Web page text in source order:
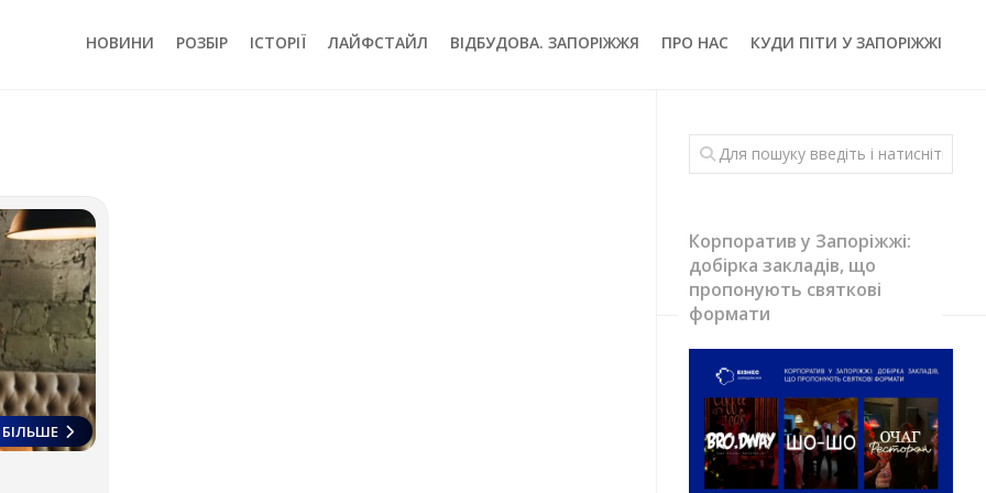
НОВИНИ РОЗБІР ІСТОРІЇ ЛАЙФСТАЙЛ ВІДБУДОВА. ЗАПОРІЖЖЯ ПРО НАС КУДИ ПІТИ У ЗАПОРІЖЖІ
БІЛЬШЕ
Корпоратив у Запоріжжі:
добірка закладів, що
пропонують святкові
формати